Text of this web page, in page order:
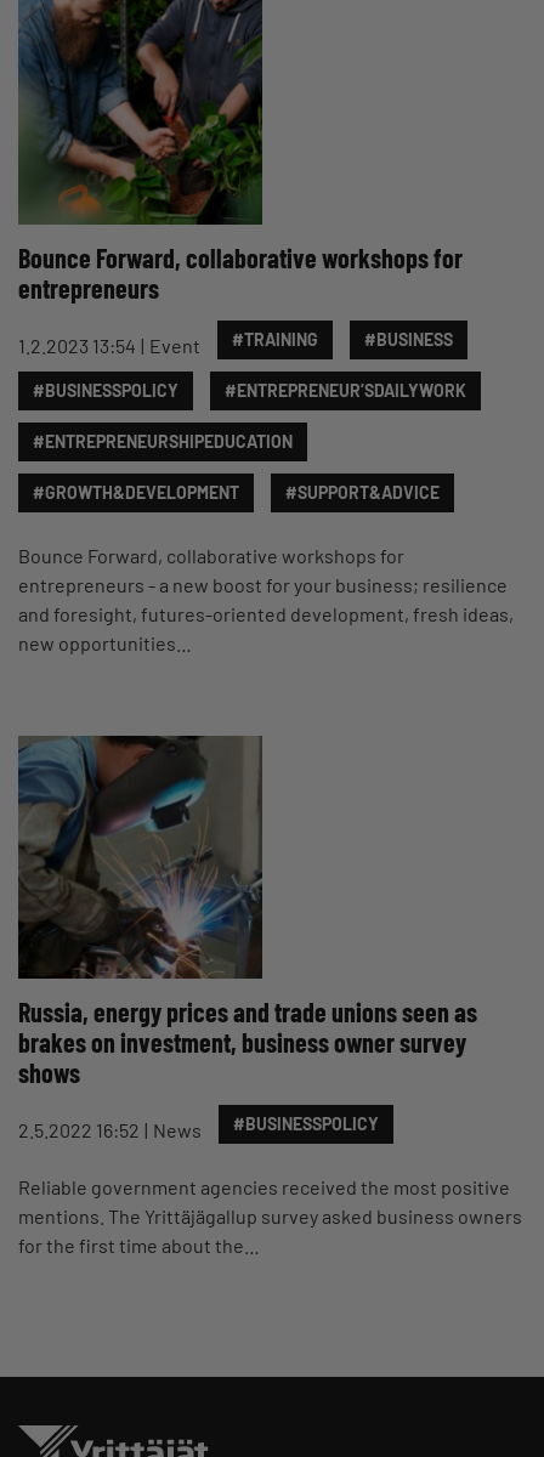
Bounce Forward, collaborative workshops for
entrepreneurs
1.2.2023 13:54 Event #TRAINING #BUSINESS
#BUSINESSPOLICY #ENTREPRENEUR’SDAILYWORK
#ENTREPRENEURSHIPEDUCATION
#GROWTH&DEVELOPMENT #SUPPORT&ADVICE
Bounce Forward, collaborative workshops for
entrepreneurs - a new boost for your business; resilience
and foresight, futures-oriented development, fresh ideas,
new opportunities…
Russia, energy prices and trade unions seen as
brakes on investment, business owner survey
shows
2.5.2022 16:52 News #BUSINESSPOLICY
Reliable government agencies received the most positive
mentions. The Yrittäjägallup survey asked business owners
for the first time about the…